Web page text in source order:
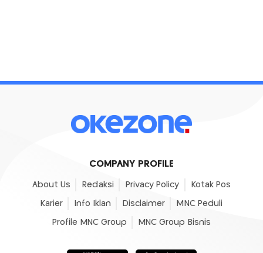
COMPANY PROFILE
About Us Redaksi Privacy Policy Kotak Pos
Karier Info Iklan Disclaimer MNC Peduli
Profile MNC Group MNC Group Bisnis